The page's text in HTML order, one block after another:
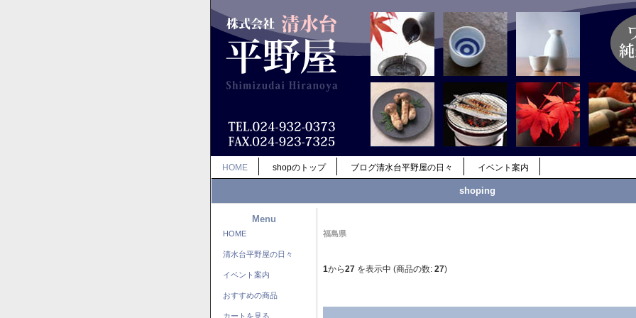
HOME shopのトップ ブログ清水台平野屋の日々 イベント案内
shoping
Menu
HOME
清水台平野屋の日々
イベント案内
おすすめの商品
カートを見る
福島県
1から27 を表示中 (商品の数: 27)